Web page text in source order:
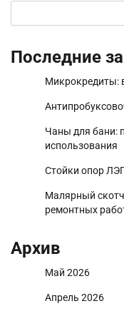
Последние
Микрокредиты:
Чаны для бани:
использования
Стойки опор
Малярный
ремонтных
Архив
Май 2026
Апрель 2026